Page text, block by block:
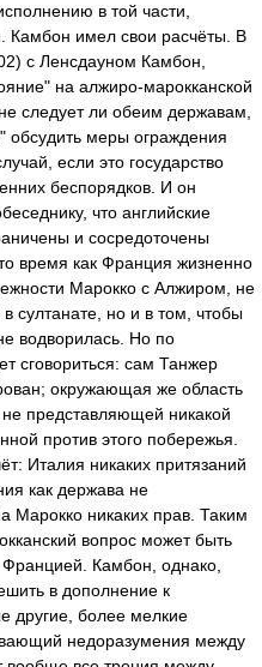
в той части,
Камбон имел свои расчёты. В
с Ленсдауном Камбон,
на алжиро-марокканской
следует ли обеим державам,
обсудить меры ограждения
если это государство
беспорядков. И он
что английские
и сосредоточены
время как Франция жизненно
Марокко с Алжиром, не
султанате, но и в том, чтобы
водворилась. Но по
сговориться: сам Танжер
окружающая же область
представляющей никакой
против этого побережья.
Италия никаких притязаний
как держава не
Марокко никаких прав. Таким
вопрос может быть
Францией. Камбон, однако,
в дополнение к
другие, более мелкие
недоразумения между